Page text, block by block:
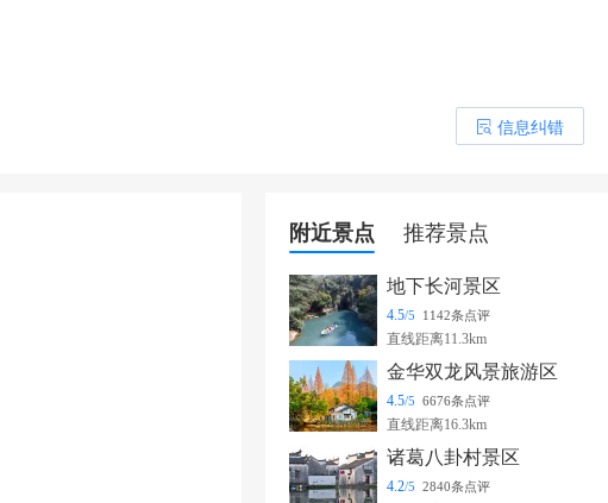
󰎒 信息纠错
附近景点 推荐景点
地下长河景区
4.5/5 1142条点评
直线距离11.3km
金华双龙风景旅游区
4.5/5 6676条点评
直线距离16.3km
诸葛八卦村景区
4.2/5 2840条点评